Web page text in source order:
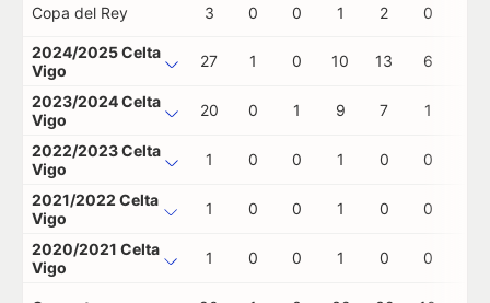
Copa del Rey 3 0 0 1 2 0
2024/2025 Celta
Vigo
27 1 0 10 13 6
2023/2024 Celta
Vigo
20 0 1 9 7 1
2022/2023 Celta
Vigo
1 0 0 1 0 0
2021/2022 Celta
Vigo
1 0 0 1 0 0
2020/2021 Celta
Vigo
1 0 0 1 0 0